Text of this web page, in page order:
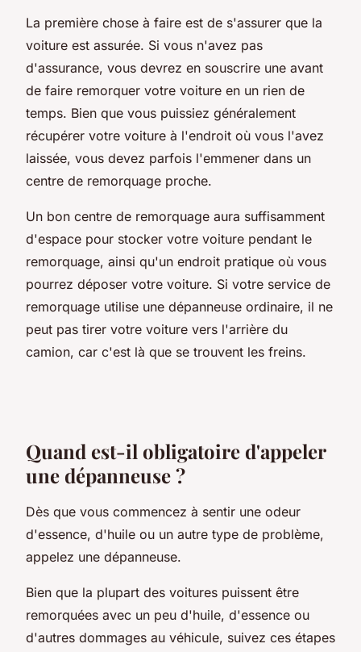
La première chose à faire est de s'assurer que la
voiture est assurée. Si vous n'avez pas
d'assurance, vous devrez en souscrire une avant
de faire remorquer votre voiture en un rien de
temps. Bien que vous puissiez généralement
récupérer votre voiture à l'endroit où vous l'avez
laissée, vous devez parfois l'emmener dans un
centre de remorquage proche.
Un bon centre de remorquage aura suffisamment
d'espace pour stocker votre voiture pendant le
remorquage, ainsi qu'un endroit pratique où vous
pourrez déposer votre voiture. Si votre service de
remorquage utilise une dépanneuse ordinaire, il ne
peut pas tirer votre voiture vers l'arrière du
camion, car c'est là que se trouvent les freins.
Quand est-il obligatoire d'appeler
une dépanneuse ?
Dès que vous commencez à sentir une odeur
d'essence, d'huile ou un autre type de problème,
appelez une dépanneuse.
Bien que la plupart des voitures puissent être
remorquées avec un peu d'huile, d'essence ou
d'autres dommages au véhicule, suivez ces étapes